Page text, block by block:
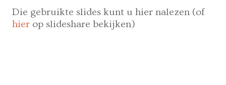
Die gebruikte slides kunt u hier nalezen (of
hier op slideshare bekijken)